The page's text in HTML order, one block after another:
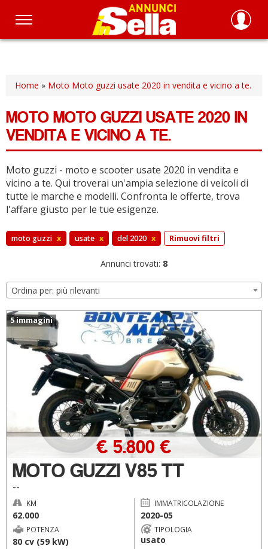
Salta
principale
Home » Moto Moto guzzi usate 2020 in vendita e vicino a te.
MOTO MOTO GUZZI USATE 2020 IN
VENDITA E VICINO A TE.
Moto guzzi - moto e scooter usate 2020 in vendita e
vicino a te. Qui troverai un'ampia selezione di veicoli di
tutte le marche e modelli. Confronta le offerte, trova
l'affare giusto per le tue esigenze.
moto guzzi x usate x del 2020 x Rimuovi filtri
Annunci trovati: 8
Ordina per: più rilevanti
5 immagini
MOTO GUZZI V85 TT
--
€ 5.800 €
KM
62.000
IMMATRICOLAZIONE
2020-05
POTENZA
80 cv (59 kW)
TIPOLOGIA
usato